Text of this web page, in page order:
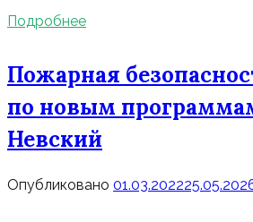
Подробнее
Пожарная
по новым
Невский
Опубликовано 01.03.2022